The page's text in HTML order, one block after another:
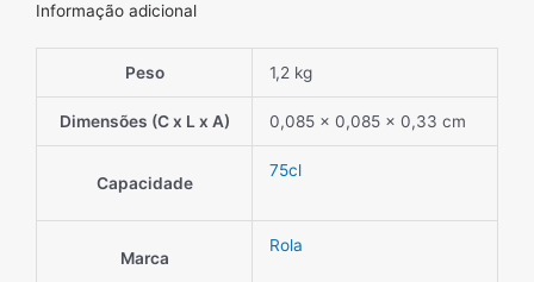
Informação adicional
Peso 1,2 kg
Dimensões (C x L x A) 0,085 × 0,085 × 0,33 cm
Capacidade
75cl
Marca
Rola